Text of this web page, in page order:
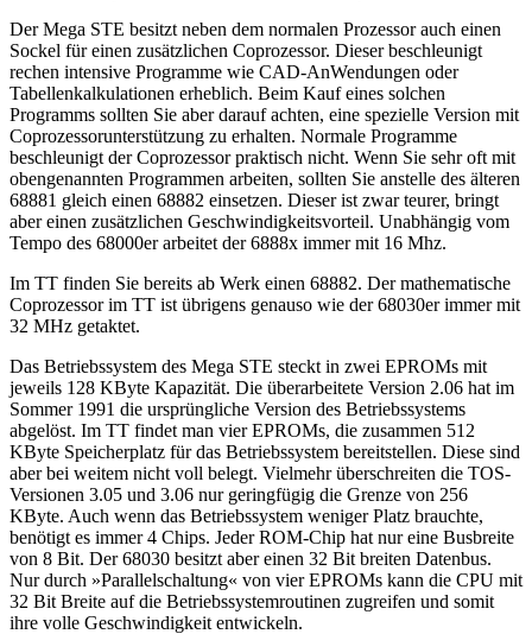
Der Mega STE besitzt neben dem normalen Prozessor auch einen
Sockel für einen zusätzlichen Coprozessor. Dieser beschleunigt
rechen intensive Programme wie CAD-AnWendungen oder
Tabellenkalkulationen erheblich. Beim Kauf eines solchen
Programms sollten Sie aber darauf achten, eine spezielle Version mit
Coprozessorunterstützung zu erhalten. Normale Programme
beschleunigt der Coprozessor praktisch nicht. Wenn Sie sehr oft mit
obengenannten Programmen arbeiten, sollten Sie anstelle des älteren
68881 gleich einen 68882 einsetzen. Dieser ist zwar teurer, bringt
aber einen zusätzlichen Geschwindigkeitsvorteil. Unabhängig vom
Tempo des 68000er arbeitet der 6888x immer mit 16 Mhz.
Im TT finden Sie bereits ab Werk einen 68882. Der mathematische
Coprozessor im TT ist übrigens genauso wie der 68030er immer mit
32 MHz getaktet.
Das Betriebssystem des Mega STE steckt in zwei EPROMs mit
jeweils 128 KByte Kapazität. Die überarbeitete Version 2.06 hat im
Sommer 1991 die ursprüngliche Version des Betriebssystems
abgelöst. Im TT findet man vier EPROMs, die zusammen 512
KByte Speicherplatz für das Betriebssystem bereitstellen. Diese sind
aber bei weitem nicht voll belegt. Vielmehr überschreiten die TOS-
Versionen 3.05 und 3.06 nur geringfügig die Grenze von 256
KByte. Auch wenn das Betriebssystem weniger Platz brauchte,
benötigt es immer 4 Chips. Jeder ROM-Chip hat nur eine Busbreite
von 8 Bit. Der 68030 besitzt aber einen 32 Bit breiten Datenbus.
Nur durch »Parallelschaltung« von vier EPROMs kann die CPU mit
32 Bit Breite auf die Betriebssystemroutinen zugreifen und somit
ihre volle Geschwindigkeit entwickeln.